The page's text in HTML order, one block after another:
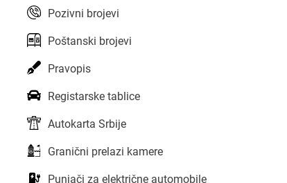
Pozivni brojevi
Poštanski brojevi
Pravopis
Registarske tablice
Autokarta Srbije
Granični prelazi kamere
Punjači za električne automobile